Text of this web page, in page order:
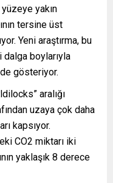
yakın
tersine üst
Yeni araştırma, bu
dalga boylarıyla
gösteriyor.
aralığı
uzaya çok daha
kapsıyor.
CO2 miktarı iki
yaklaşık 8 derece